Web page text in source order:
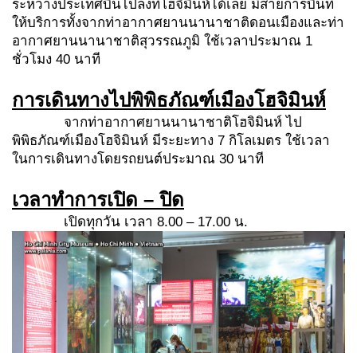
ระหว่างประเทศบินไปลงที่โฮจิมินห์ได้เลย มีสายการบินที่
ให้บริการทั้งจากท่าอากาศยานนานาชาติดอนเมืองและท่า
อากาศยานนานาชาติสุวรรณภูมิ ใช้เวลาประมาณ 1
ชั่วโมง 40 นาที
การเดินทางไปพิพิธภัณฑ์เมืองโฮจิมินห์
จากท่าอากาศยานนานาชาติโฮจิมินห์ ไป
พิพิธภัณฑ์เมืองโฮจิมินห์ มีระยะทาง 7 กิโลเมตร ใช้เวลา
ในการเดินทางโดยรถยนต์ประมาณ 30 นาที
เวลาทำการเปิด – ปิด
เปิดทุกวัน เวลา 8.00 – 17.00 น.